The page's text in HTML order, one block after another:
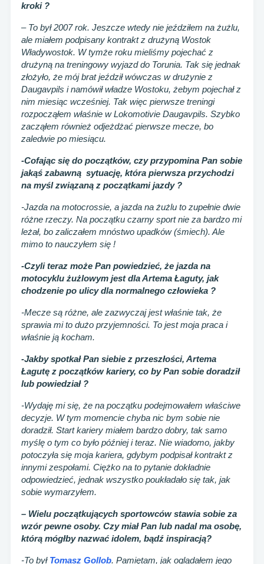
kroki ?
– To był 2007 rok. Jeszcze wtedy nie jeździłem na żużlu,
ale miałem podpisany kontrakt z drużyną Wostok
Władywostok. W tymże roku mieliśmy pojechać z
drużyną na treningowy wyjazd do Torunia. Tak się jednak
złożyło, że mój brat jeździł wówczas w drużynie z
Daugavpils i namówił władze Wostoku, żebym pojechał z
nim miesiąc wcześniej. Tak więc pierwsze treningi
rozpocząłem właśnie w Lokomotivie Daugavpils. Szybko
zacząłem również odjeżdżać pierwsze mecze, bo
zaledwie po miesiącu.
-Cofając się do początków, czy przypomina Pan sobie
jakąś zabawną sytuację, która pierwsza przychodzi
na myśl związaną z początkami jazdy ?
-Jazda na motocrossie, a jazda na żużlu to zupełnie dwie
różne rzeczy. Na początku czarny sport nie za bardzo mi
leżał, bo zaliczałem mnóstwo upadków (śmiech). Ale
mimo to nauczyłem się !
-Czyli teraz może Pan powiedzieć, że jazda na
motocyklu żużlowym jest dla Artema Łaguty, jak
chodzenie po ulicy dla normalnego człowieka ?
-Mecze są różne, ale zazwyczaj jest właśnie tak, że
sprawia mi to dużo przyjemności. To jest moja praca i
właśnie ją kocham.
-Jakby spotkał Pan siebie z przeszłości, Artema
Łagutę z początków kariery, co by Pan sobie doradził
lub powiedział ?
-Wydaję mi się, że na początku podejmowałem właściwe
decyzje. W tym momencie chyba nic bym sobie nie
doradził. Start kariery miałem bardzo dobry, tak samo
myślę o tym co było później i teraz. Nie wiadomo, jakby
potoczyła się moja kariera, gdybym podpisał kontrakt z
innymi zespołami. Ciężko na to pytanie dokładnie
odpowiedzieć, jednak wszystko poukładało się tak, jak
sobie wymarzyłem.
– Wielu początkujących sportowców stawia sobie za
wzór pewne osoby. Czy miał Pan lub nadal ma osobę,
którą mógłby nazwać idolem, bądź inspiracją?
-To był Tomasz Gollob. Pamiętam, jak oglądałem jego